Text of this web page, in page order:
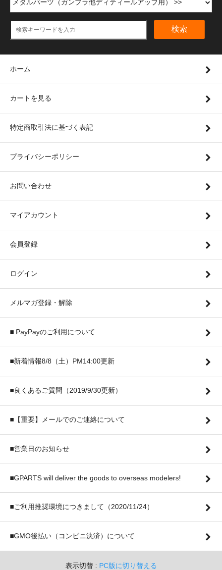
検索
ホーム
カートを見る
特定商取引法に基づく表記
プライバシーポリシー
お問い合わせ
マイアカウント
会員登録
ログイン
メルマガ登録・解除
■ PayPayのご利用について
■新着情報8/8（土）PM14:00更新
■良くあるご質問（2019/9/30更新）
■【重要】メールでのご連絡について
■営業日のお知らせ
■GPARTS will deliver the goods to overseas modelers!
■ご利用推奨環境につきまして（2020/11/24）
■GMO後払い（コンビニ決済）について
表示切替 : PC版に切り替える